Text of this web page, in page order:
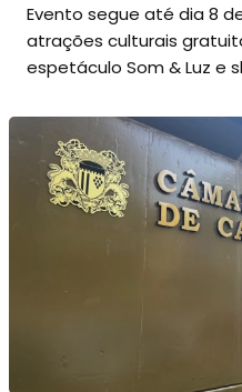
Evento segue até dia 8
atrações culturais
espetáculo Som & Luz e